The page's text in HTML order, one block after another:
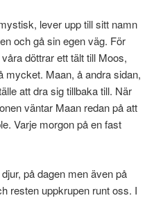
lever upp till sitt namn
och gå sin egen väg. För
döttrar ett tält till Moos,
mycket. Maan, å andra sidan,
att dra sig tillbaka till. När
väntar Maan redan på att
Varje morgon på en fast
på dagen men även på
resten uppkrupen runt oss. I